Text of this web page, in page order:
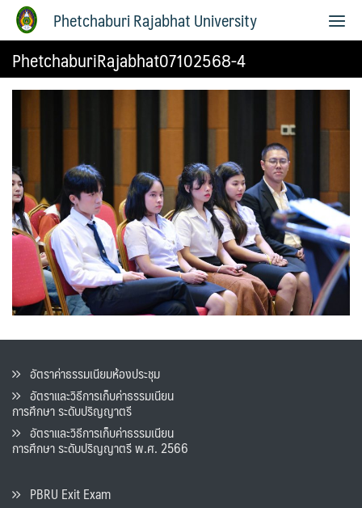
Phetchaburi Rajabhat University
PhetchaburiRajabhat07102568-4
อัตราค่าธรรมเนียมห้องประชุม
อัตราและวิธีการเก็บค่าธรรมเนียน
การศึกษา ระดับปริญญาตรี
อัตราและวิธีการเก็บค่าธรรมเนียน
การศึกษา ระดับปริญญาตรี พ.ศ. 2566
PBRU Exit Exam